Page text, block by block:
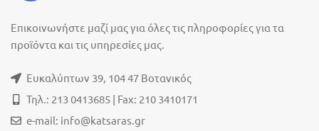
Επικοινωνήστε μαζί μας για όλες τις πληροφορίες για τα
προϊόντα και τις υπηρεσίες μας.
Ευκαλύπτων 39, 104 47 Βοτανικός
Τηλ.: 213 0413685 | Fax: 210 3410171
e-mail: info@katsaras.gr